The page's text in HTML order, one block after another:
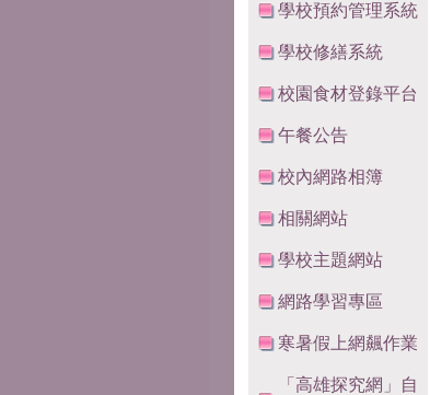
學校預約管理系統
學校修繕系統
校園食材登錄平台
午餐公告
校內網路相簿
相關網站
學校主題網站
網路學習專區
寒暑假上網飆作業
「高雄探究網」自